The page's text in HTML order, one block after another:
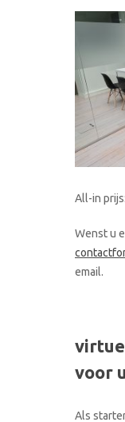
All-in prijs:
Wenst u
email.
voor
Als